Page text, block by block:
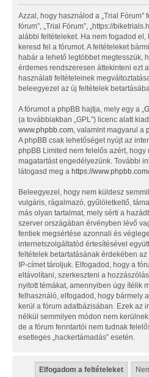
Azzal, hogy használod a „Trial Fórum”
fórum”, „Trial Fórum”, „https://
alábbi feltételeket. Ha nem fogadod
keresd fel a fórumot. A feltételeket
habár a lehető legtöbbet megtesszük,
érdemes rendszeresen áttekinteni ezt
használati feltételeinek
beleegyezel az új feltételek betartásába.
A fórumot a phpBB hajtja, mely egy a „
(a továbbiakban „GPL”) licenc alatt
www.phpbb.com , valamint magyarul a
A phpBB csak lehetőséget nyújt az
phpBB Limited nem felelős azért, hogy
magatartást engedélyezünk. További
látogasd meg a https://www.phpbb.com/
Beleegyezel, hogy nem küldesz
vulgáris, rágalmazó, gyűlöletkeltő,
más olyan tartalmat, mely sérti a
szerver országában érvényben lévő
fentiek megsértése azonnali és
internetszolgáltatód értesítésével
feltételek betartatásának érdekében
IP-címet tároljuk. Elfogadod, hogy a
eltávolítani, szerkeszteni a
nyitott témákat, amennyiben úgy ítélik
felhasználó, elfogadod, hogy bármely
kerül a fórum adatbázisában. Ezek az
nélkül semmilyen módon nem
de a fórum fenntartói nem tudnak
esetleges „hackertámadás” esetén.